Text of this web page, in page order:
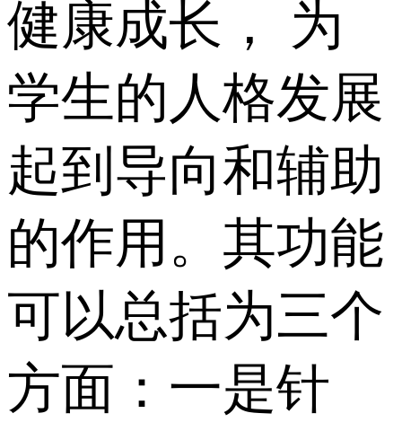
健康成长， 为
学生的人格发展
起到导向和辅助
的作用。其功能
可以总括为三个
方面：一是针